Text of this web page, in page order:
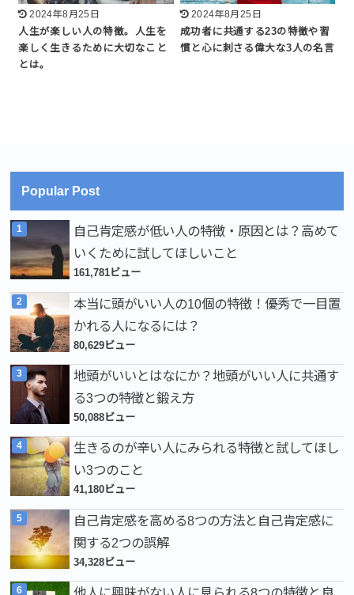
2024年8月25日
人生が楽しい人の特徴。人生を
楽しく生きるために大切なこと
とは。
2024年8月25日
成功者に共通する23の特徴や習
慣と心に刺さる偉大な3人の名言
Popular Post
自己肯定感が低い人の特徴・原因とは？高めて
いくために試してほしいこと
161,781ビュー
本当に頭がいい人の10個の特徴！優秀で一目置
かれる人になるには？
80,629ビュー
地頭がいいとはなにか？地頭がいい人に共通す
る3つの特徴と鍛え方
50,088ビュー
生きるのが辛い人にみられる特徴と試してほし
い3つのこと
41,180ビュー
自己肯定感を高める8つの方法と自己肯定感に
関する2つの誤解
34,328ビュー